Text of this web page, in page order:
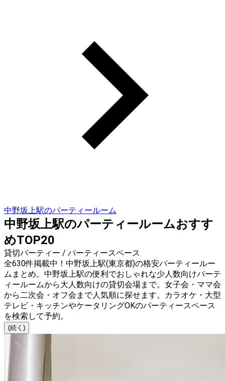
中野坂上駅のパーティールーム
中野坂上駅のパーティールームおすす
めTOP20
貸切パーティー / パーティースペース
全630件掲載中！中野坂上駅(東京都)の格安パーティールー
ムまとめ。中野坂上駅の便利でおしゃれな少人数向けパーテ
ィールームから大人数向けの貸切会場まで。女子会・ママ会
から二次会・オフ会まで人気順に探せます。カラオケ・大型
テレビ・キッチンやケータリングOKのパーティースペース
を検索して予約。
(続く)